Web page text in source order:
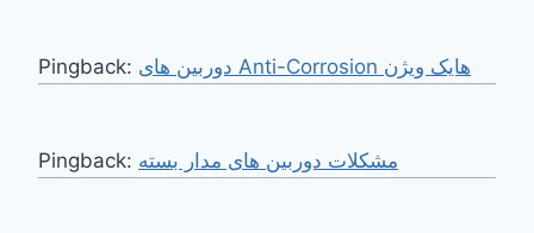
Pingback: دوربین های Anti-Corrosion هایک ویژن
Pingback: مشکلات دوربین های مدار بسته